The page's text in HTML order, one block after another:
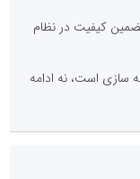
کیفیت در نظام
سازی است، نه ادامه